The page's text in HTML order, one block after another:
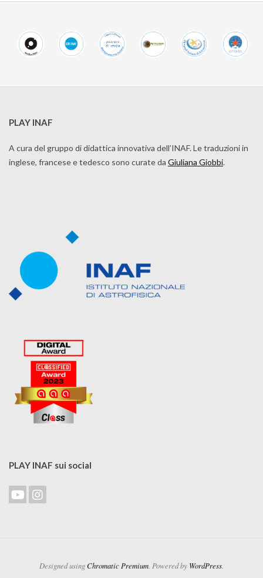
PLAY INAF
A cura del gruppo di didattica innovativa dell’INAF. Le traduzioni in
inglese, francese e tedesco sono curate da Giuliana Giobbi.
PLAY INAF sui social
Designed usingChromatic Premium. Powered by WordPress.